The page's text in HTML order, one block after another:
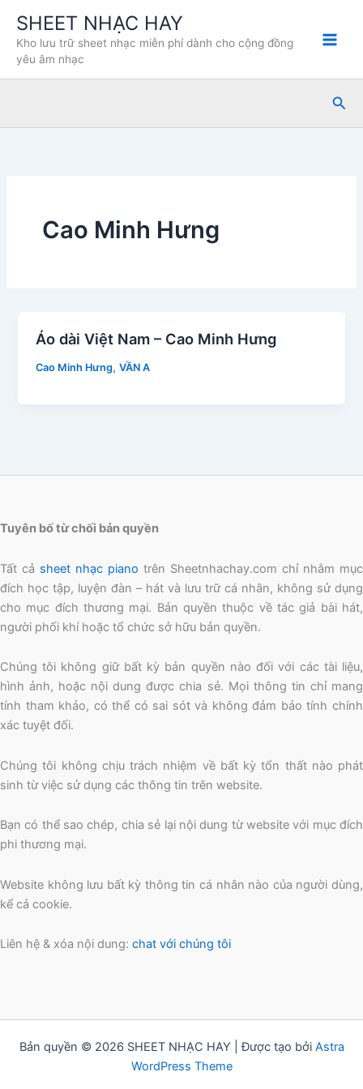
dung
SHEET NHẠC HAY
Kho lưu trữ sheet nhạc miễn phí dành cho cộng đồng
yêu âm nhạc
Tìm
Cao Minh Hưng
Áo dài Việt Nam – Cao Minh Hưng
Cao Minh Hưng,VẦN A
Tuyên bố từ chối bản quyền
Tất cả sheet nhạc piano trên Sheetnhachay.com chỉ nhằm mục
đích học tập, luyện đàn – hát và lưu trữ cá nhân, không sử dụng
cho mục đích thương mại. Bản quyền thuộc về tác giả bài hát,
người phối khí hoặc tổ chức sở hữu bản quyền.
Chúng tôi không giữ bất kỳ bản quyền nào đối với các tài liệu,
hình ảnh, hoặc nội dung được chia sẻ. Mọi thông tin chỉ mang
tính tham khảo, có thể có sai sót và không đảm bảo tính chính
xác tuyệt đối.
Chúng tôi không chịu trách nhiệm về bất kỳ tổn thất nào phát
sinh từ việc sử dụng các thông tin trên website.
Bạn có thể sao chép, chia sẻ lại nội dung từ website với mục đích
phi thương mại.
Website không lưu bất kỳ thông tin cá nhân nào của người dùng,
kể cả cookie.
Liên hệ & xóa nội dung: chat với chúng tôi
Bản quyền © 2026 SHEET NHẠC HAY | Được tạo bởi Astra
WordPress Theme